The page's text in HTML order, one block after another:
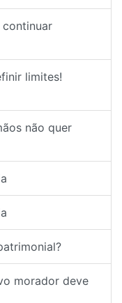
continuar
limites!
não quer
morador deve